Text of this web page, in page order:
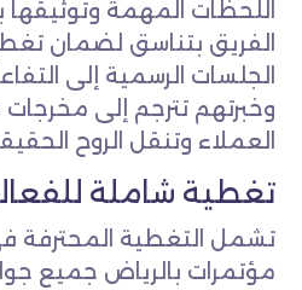
اللحظات المهمة وتوثيقها
الفريق بتناسق لضمان
الجلسات الرسمية إلى
وخبرتهم تترجم إلى
العملاء وتنقل الروح
تغطية شاملة
تشمل التغطية المحترفة
مؤتمرات بالرياض جميع